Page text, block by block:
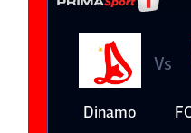
Dinamo
Vs